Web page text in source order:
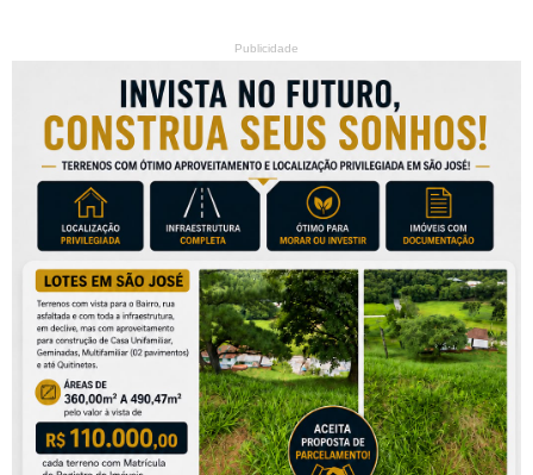
Publicidade